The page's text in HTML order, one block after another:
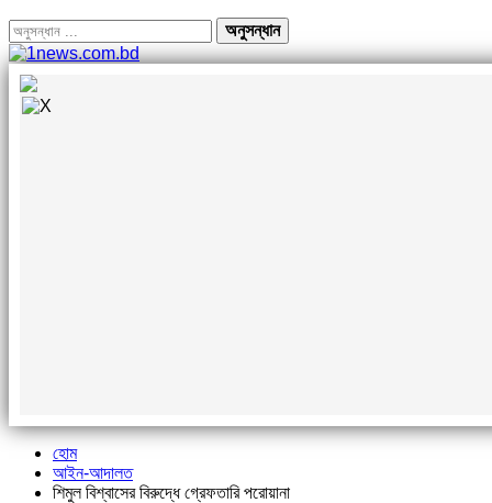
হোম
আইন-আদালত
শিমুল বিশ্বাসের বিরুদ্ধে গ্রেফতারি পরোয়ানা